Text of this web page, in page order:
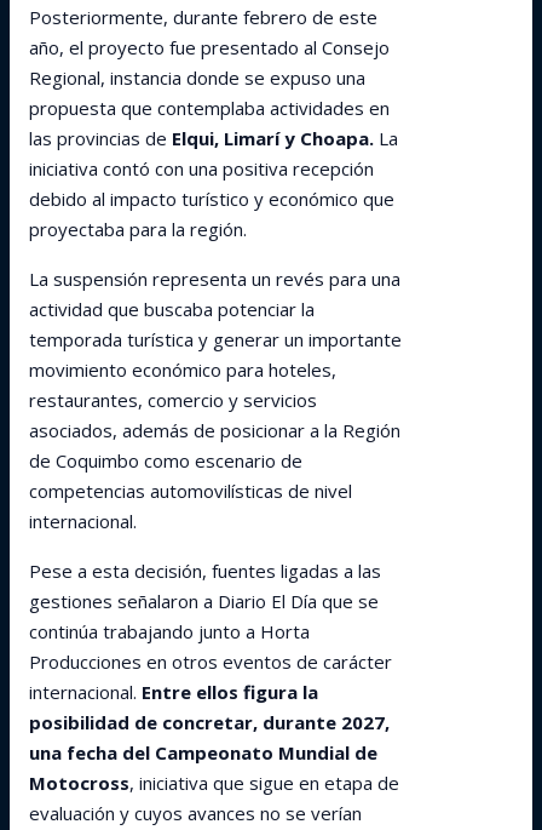
Posteriormente, durante febrero de este
año, el proyecto fue presentado al Consejo
Regional, instancia donde se expuso una
propuesta que contemplaba actividades en
las provincias de Elqui, Limarí y Choapa. La
iniciativa contó con una positiva recepción
debido al impacto turístico y económico que
proyectaba para la región.
La suspensión representa un revés para una
actividad que buscaba potenciar la
temporada turística y generar un importante
movimiento económico para hoteles,
restaurantes, comercio y servicios
asociados, además de posicionar a la Región
de Coquimbo como escenario de
competencias automovilísticas de nivel
internacional.
Pese a esta decisión, fuentes ligadas a las
gestiones señalaron a Diario El Día que se
continúa trabajando junto a Horta
Producciones en otros eventos de carácter
internacional. Entre ellos figura la
posibilidad de concretar, durante 2027,
una fecha del Campeonato Mundial de
Motocross, iniciativa que sigue en etapa de
evaluación y cuyos avances no se verían